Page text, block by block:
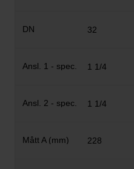
32
1 1/4
1 1/4
228